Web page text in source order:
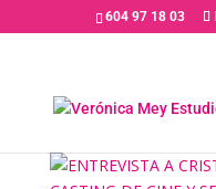
604 97 18 03